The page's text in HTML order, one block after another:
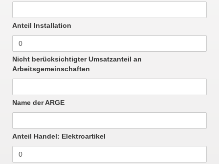
Anteil Installation
Nicht berücksichtigter Umsatzanteil an
Arbeitsgemeinschaften
Name der ARGE
Anteil Handel: Elektroartikel